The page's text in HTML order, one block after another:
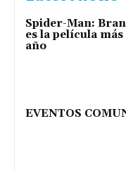
Spider-Man:
es la película
año
EVENTOS